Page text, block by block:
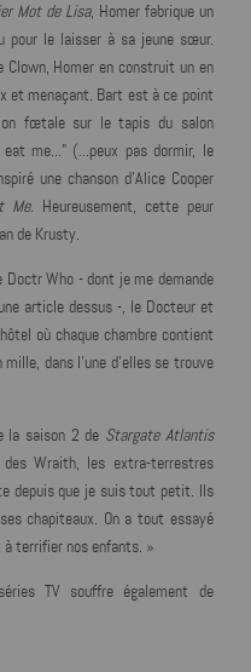
Mot de Lisa, Homer fabrique un
pour le laisser à sa jeune sœur.
Homer en construit un en
et menaçant. Bart est à ce point
fœtale sur le tapis du salon
me..." (...peux pas dormir, le
une chanson d'Alice Cooper
Me. Heureusement, cette peur
de Krusty.
Who - dont je me demande
article dessus -, le Docteur et
où chaque chambre contient
mille, dans l'une d'elles se trouve
la saison 2 de Stargate Atlantis
Wraith, les extra-terrestres
depuis que je suis tout petit. Ils
chapiteaux. On a tout essayé
à terrifier nos enfants. »
TV souffre également de